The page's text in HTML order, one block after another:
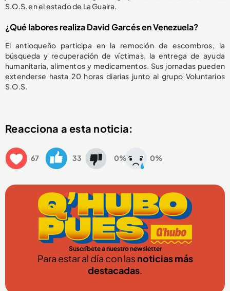
S.O.S. en el estado de La Guaira.
¿Qué labores realiza David Garcés en Venezuela?
El antioqueño participa en la remoción de escombros, la
búsqueda y recuperación de víctimas, la entrega de ayuda
humanitaria, alimentos y medicamentos. Sus jornadas pueden
extenderse hasta 20 horas diarias junto al grupo Voluntarios
S.O.S.
Reacciona a esta noticia:
67 33 0% 0%
Suscríbete a nuestro newsletter
Para estar al día con lasnoticias más
destacadas.